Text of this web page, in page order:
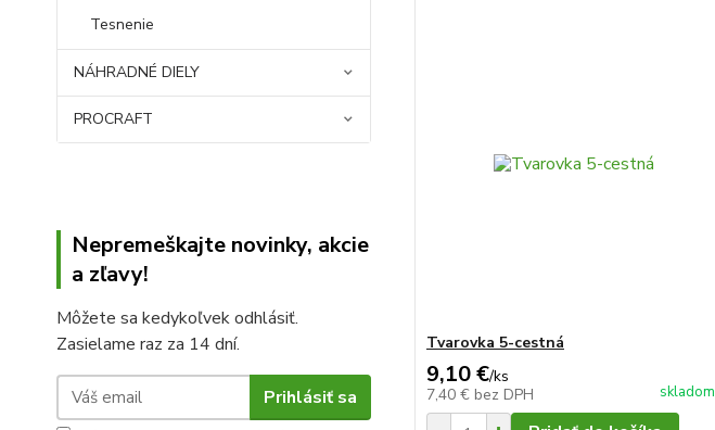
Tesnenie
NÁHRADNÉ DIELY
PROCRAFT
Nepremeškajte novinky, akcie
a zľavy!
Môžete sa kedykoľvek odhlásiť.
Zasielame raz za 14 dní.
Prihlásiť sa
Tvarovka 5-cestná
9,10 €/ks
7,40 € bez DPH skladom